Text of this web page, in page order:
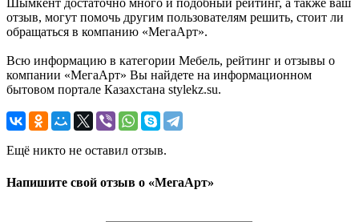
Шымкент достаточно много и подобный рейтинг, а также ваш
отзыв, могут помочь другим пользователям решить, стоит ли
обращаться в компанию «МегаАрт».
Всю информацию в категории Мебель, рейтинг и отзывы о
компании «МегаАрт» Вы найдете на информационном
бытовом портале Казахстана stylekz.su.
Ещё никто не оставил отзыв.
Напишите свой отзыв о «МегаАрт»